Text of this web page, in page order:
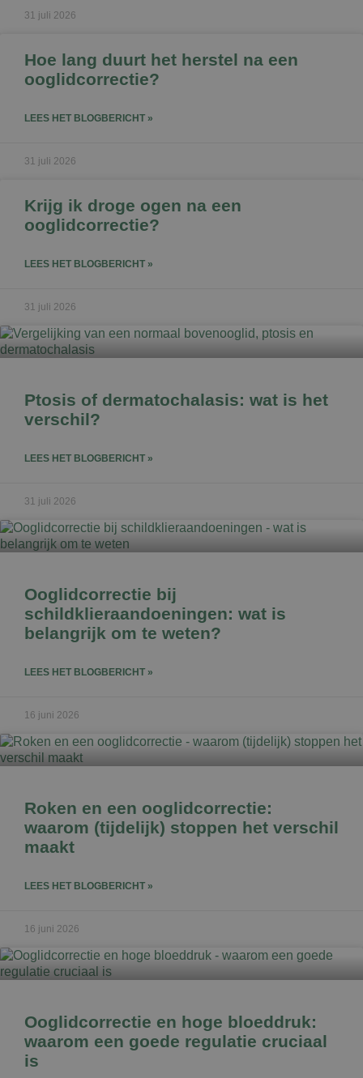
31 juli 2026
Hoe lang duurt het herstel na een
ooglidcorrectie?
LEES HET BLOGBERICHT »
31 juli 2026
Krijg ik droge ogen na een
ooglidcorrectie?
LEES HET BLOGBERICHT »
31 juli 2026
Ptosis of dermatochalasis: wat is het
verschil?
LEES HET BLOGBERICHT »
31 juli 2026
Ooglidcorrectie bij
schildklieraandoeningen: wat is
belangrijk om te weten?
LEES HET BLOGBERICHT »
16 juni 2026
Roken en een ooglidcorrectie:
waarom (tijdelijk) stoppen het verschil
maakt
LEES HET BLOGBERICHT »
16 juni 2026
Ooglidcorrectie en hoge bloeddruk:
waarom een goede regulatie cruciaal
is